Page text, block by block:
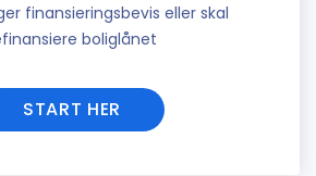
finansieringsbevis eller skal
boliglånet
START HER